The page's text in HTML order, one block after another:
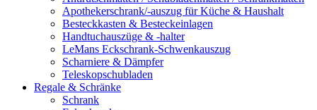
Apothekerschrank/-auszug für Küche & Haushalt
Besteckkasten & Besteckeinlagen
Handtuchauszüge & -halter
LeMans Eckschrank-Schwenkauszug
Scharniere & Dämpfer
Teleskopschubladen
Regale & Schränke
Schrank